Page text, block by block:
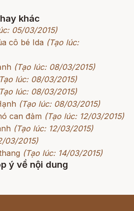
khác
05/03/2015)
cô bé Ida (Tạo lúc:
(Tạo lúc: 08/03/2015)
lúc: 08/03/2015)
lúc: 08/03/2015)
(Tạo lúc: 08/03/2015)
can đảm (Tạo lúc: 12/03/2015)
(Tạo lúc: 12/03/2015)
03/2015)
(Tạo lúc: 14/03/2015)
ý về nội dung